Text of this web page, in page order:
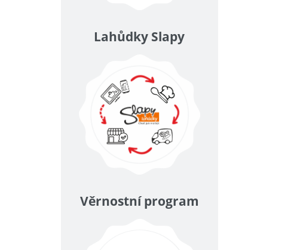
Lahůdky Slapy
Věrnostní program